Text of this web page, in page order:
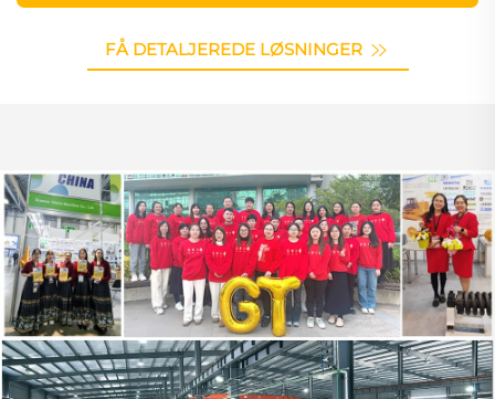
FÅ DETALJEREDE LØSNINGER